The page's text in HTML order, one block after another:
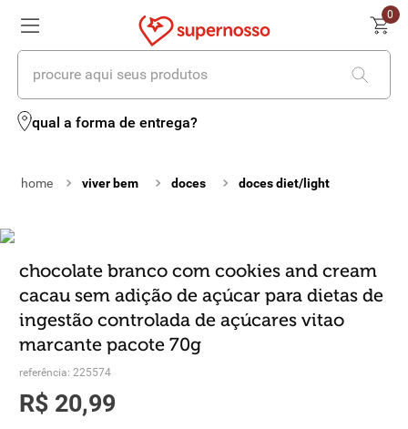
0
procure aqui seus produtos
qual a forma de entrega?
viver bem doces doces diet/light
chocolate branco com cookies and cream
cacau sem adição de açúcar para dietas de
ingestão controlada de açúcares vitao
marcante pacote 70g
referência: 225574
R$ 20,99
termos mais buscados
2º leite
4º iogurte
5º queijo
6º biscoito
7º vinhos
8 detergente